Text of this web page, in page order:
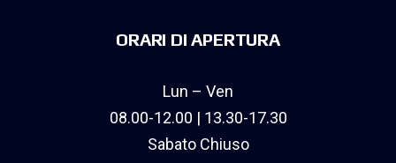
ORARI DI APERTURA
Lun – Ven
08.00-12.00 | 13.30-17.30
Sabato Chiuso